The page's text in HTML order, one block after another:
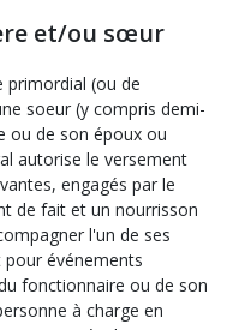
et/ou sœur
primordial (ou de
soeur (y compris demi-
ou de son époux ou
autorise le versement
engagés par le
de fait et un nourrisson
l'un de ses
événements
fonctionnaire ou de son
à charge en